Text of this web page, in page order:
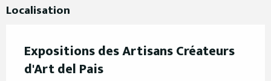
Localisation
Expositions des Artisans Créateurs
d'Art del Pais